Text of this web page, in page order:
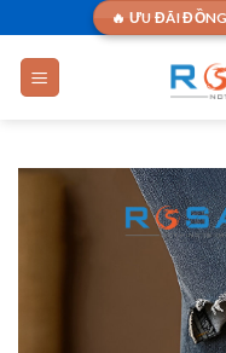
content
🔥 ƯU ĐÃI